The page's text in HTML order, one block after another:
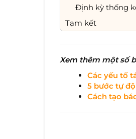
Định kỳ thống
Tạm kết
Xem thêm một số
Các yếu tố
5 bước tự
Cách tạo